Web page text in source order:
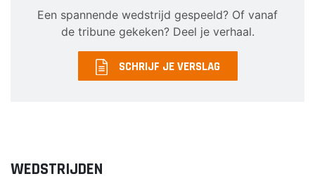
Een spannende wedstrijd gespeeld? Of vanaf
de tribune gekeken? Deel je verhaal.
SCHRIJF JE VERSLAG
WEDSTRIJDEN